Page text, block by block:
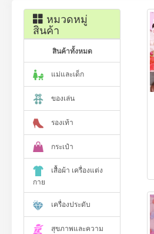
หมวดหมู่
สินค้า
สินค้าทั้งหมด
แม่และเด็ก
ของเล่น
รองเท้า
กระเป๋า
เสื้อผ้า เครื่องแต่ง
กาย
เครื่องประดับ
สุขภาพและความ